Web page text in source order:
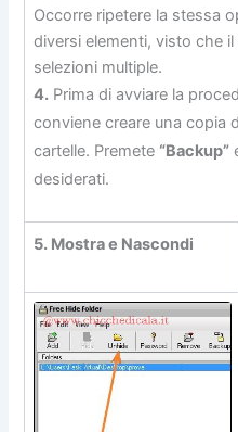
Occorre ripetere la stessa
diversi elementi, visto che
selezioni multiple.
4. Prima di avviare la
conviene creare una copia
cartelle. Premete “Backup”
desiderati.
5. Mostra e Nascondi